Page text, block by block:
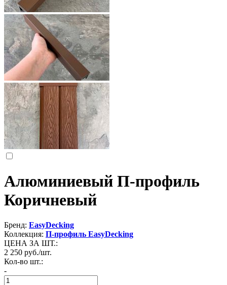
Алюминиевый П-профиль
Коричневый
Бренд: EasyDecking
Коллекция: П-профиль EasyDecking
ЦЕНА ЗА ШТ.:
2 250 руб./шт.
Кол-во шт.:
-